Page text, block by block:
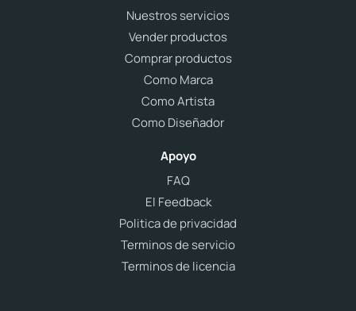
Nuestros servicios
Vender productos
Comprar productos
Como Marca
Como Artista
Como Diseñador
Apoyo
FAQ
El Feedback
Politica de privacidad
Terminos de servicio
Terminos de licencia